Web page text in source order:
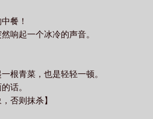
餐！
响起一个冰冷的声音。
根青菜，也是轻轻一顿。
话。
否则抹杀】